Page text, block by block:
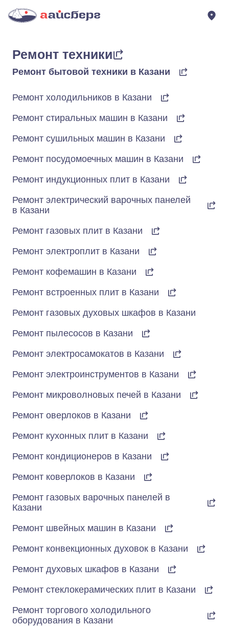
Ремонт техники
Ремонт бытовой техники в Казани
Ремонт холодильников в Казани
Ремонт стиральных машин в Казани
Ремонт сушильных машин в Казани
Ремонт посудомоечных машин в Казани
Ремонт индукционных плит в Казани
Ремонт электрический варочных панелей
в Казани
Ремонт газовых плит в Казани
Ремонт электроплит в Казани
Ремонт кофемашин в Казани
Ремонт встроенных плит в Казани
Ремонт газовых духовых шкафов в Казани
Ремонт пылесосов в Казани
Ремонт электросамокатов в Казани
Ремонт электроинструментов в Казани
Ремонт микроволновых печей в Казани
Ремонт оверлоков в Казани
Ремонт кухонных плит в Казани
Ремонт кондиционеров в Казани
Ремонт коверлоков в Казани
Ремонт газовых варочных панелей в
Казани
Ремонт швейных машин в Казани
Ремонт конвекционных духовок в Казани
Ремонт духовых шкафов в Казани
Ремонт стеклокерамических плит в Казани
Ремонт торгового холодильного
оборудования в Казани